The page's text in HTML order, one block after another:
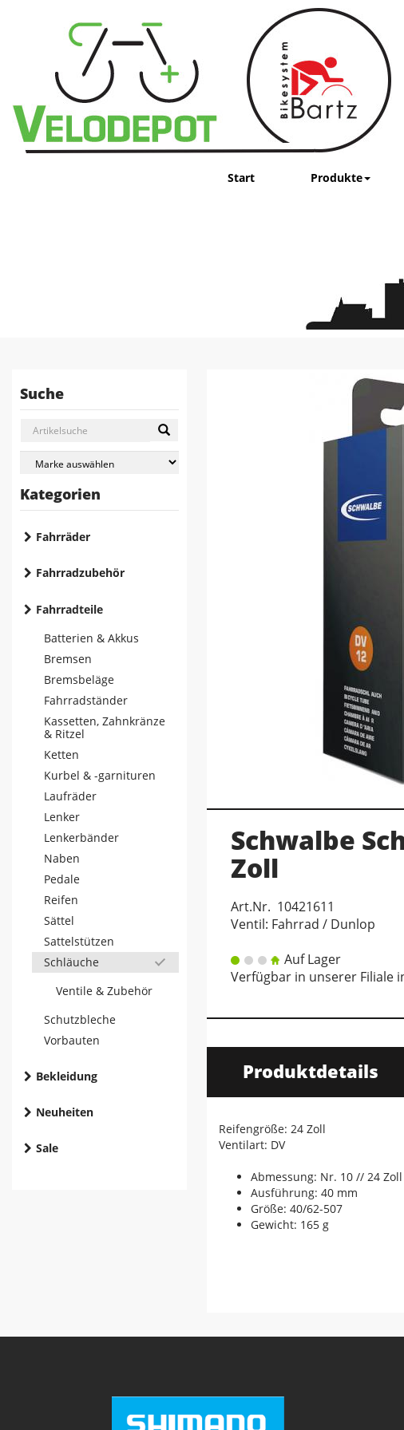
Start Produkte
Suche
Kategorien
Fahrräder
Fahrradzubehör
Fahrradteile
Batterien & Akkus
Bremsen
Bremsbeläge
Fahrradständer
Kassetten, Zahnkränze
& Ritzel
Ketten
Kurbel & -garnituren
Laufräder
Lenker
Lenkerbänder
Naben
Pedale
Reifen
Sättel
Sattelstützen
Schläuche
Ventile & Zubehör
Schutzbleche
Vorbauten
Bekleidung
Neuheiten
Sale
Schwalbe
Zoll
Art.Nr. 10421611
Ventil: Fahrrad / Dunlop
Auf Lager
Verfügbar in unserer Filiale
Produktdetails
Reifengröße: 24 Zoll
Ventilart: DV
Abmessung: Nr. 10 // 24 Zoll
Ausführung: 40 mm
Größe: 40/62-507
Gewicht: 165 g